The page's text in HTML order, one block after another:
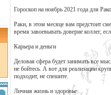
Гороскоп на ноябрь 2021 года для
Раки, в этом месяце вам предстоит
время завоевывать доверие коллег,
Карьера и деньги
Деловая сфера будет занимать все
не бойтесь. А вот для реализации
подходит, не спешите.
Личная жизнь и здоровье